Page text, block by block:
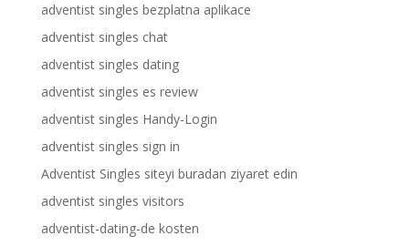
adventist singles bezplatna aplikace
adventist singles chat
adventist singles dating
adventist singles es review
adventist singles Handy-Login
adventist singles sign in
Adventist Singles siteyi buradan ziyaret edin
adventist singles visitors
adventist-dating-de kosten